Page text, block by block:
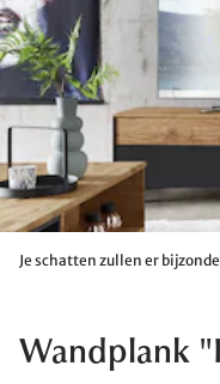
Je schatten zullen er
Wandplank